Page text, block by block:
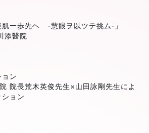
肌一歩先ヘ -慧眼ヲ以ツテ挑ム‐」
添醫院
ン
院長荒木英俊先生×山田詠剛先生によ
ョン